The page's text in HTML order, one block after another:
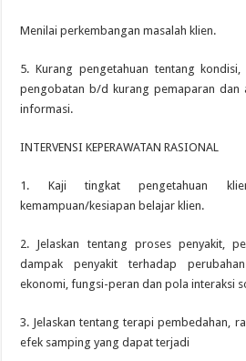
Menilai perkembangan masalah klien.
5. Kurang pengetahuan tentang
pengobatan b/d kurang pemaparan dan
informasi.
INTERVENSI KEPERAWATAN RASIONAL
1. Kaji tingkat pengetahuan
kemampuan/kesiapan belajar klien.
2. Jelaskan tentang proses penyakit,
dampak penyakit terhadap
ekonomi, fungsi-peran dan pola interaksi
3. Jelaskan tentang terapi pembedahan,
efek samping yang dapat terjadi